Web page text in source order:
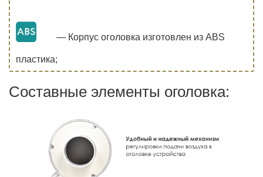
— Корпус оголовка изготовлен из ABS
пластика;
Составные элементы оголовка: